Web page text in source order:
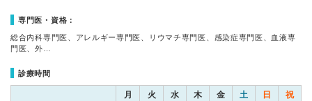
専門医・資格：
総合内科専門医、アレルギー専門医、リウマチ専門医、感染症専門医、血液専
門医、外…
診療時間
月 火 水 木 金 土 日 祝